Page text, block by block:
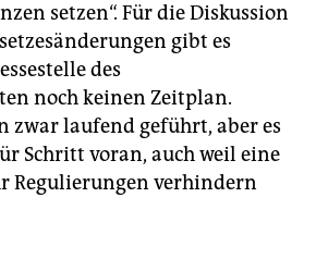
setzen“. Für die Diskussion
gibt es
des
noch keinen Zeitplan.
zwar laufend geführt, aber es
Schritt voran, auch weil eine
Regulierungen verhindern